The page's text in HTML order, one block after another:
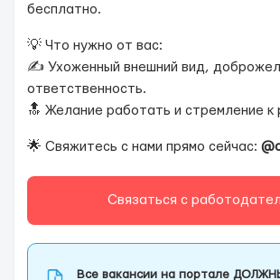
бесплатно.
💡 Что нужно от вас:
✍️ Ухоженный внешний вид,
ответственность.
🔝 Желание работать и стремление к
🌟 Свяжитесь с нами прямо сейчас:
Связаться с
Все вакансии на портале